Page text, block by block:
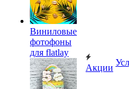
Виниловые
фотофоны
для flatlay
Акции